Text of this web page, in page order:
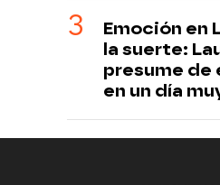
Emoción en
la suerte:
presume de
en un día